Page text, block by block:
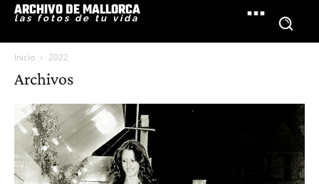
ARCHIVO DE MALLORCA
las fotos de tu vida
Inicio 2022
Archivos